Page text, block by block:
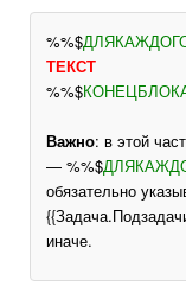
%%$
ТЕКСТ
%%$
Важно: в этой
— %%$
обязательно
иначе.